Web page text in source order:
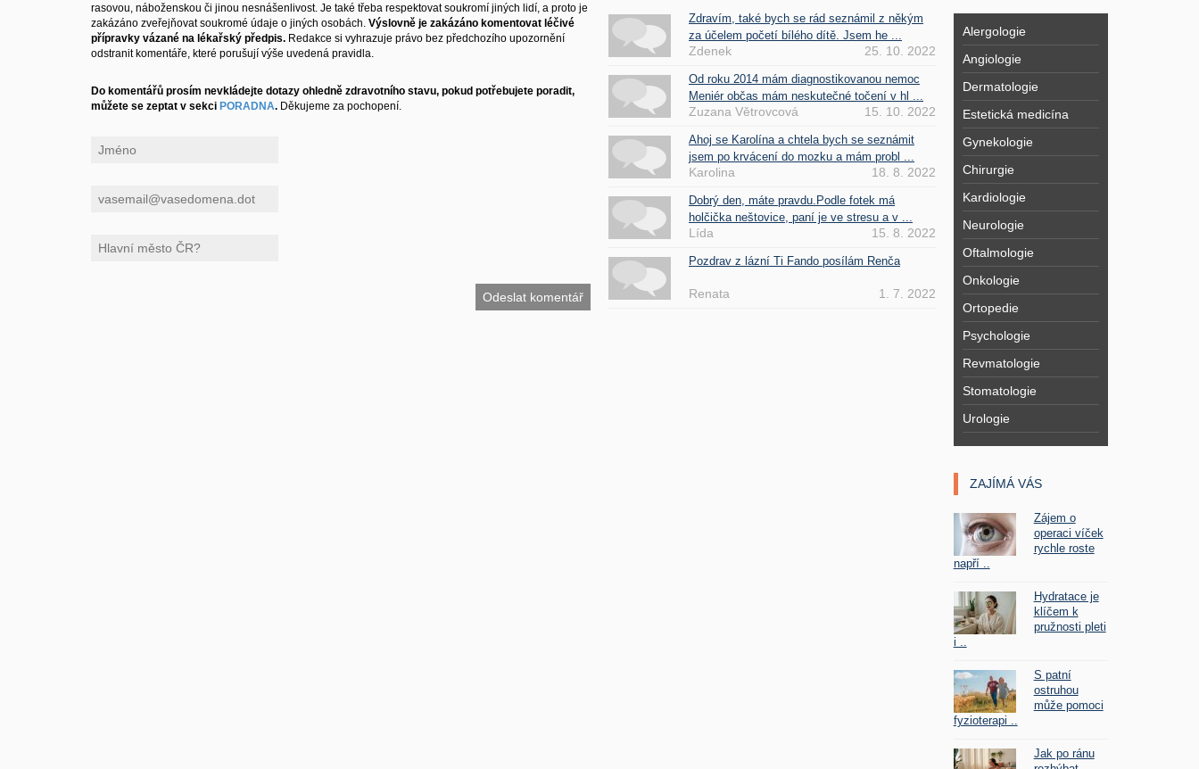
rasovou, náboženskou či jinou nesnášenlivost. Je také třeba respektovat soukromí jiných lidí, a proto je
zakázáno zveřejňovat soukromé údaje o jiných osobách. Výslovně je zakázáno komentovat léčivé
přípravky vázané na lékařský předpis. Redakce si vyhrazuje právo bez předchozího upozornění
odstranit komentáře, které porušují výše uvedená pravidla.
Do komentářů prosím nevkládejte dotazy ohledně zdravotního stavu, pokud potřebujete poradit,
můžete se zeptat v sekci PORADNA. Děkujeme za pochopení.
Zdravím, také bych se rád seznámil z někým
za účelem početí bílého dítě. Jsem he ...
Zdenek 25. 10. 2022
Od roku 2014 mám diagnostikovanou nemoc
Meniér občas mám neskutečné točení v hl ...
Zuzana Větrovcová 15. 10. 2022
Ahoj se Karolína a chtela bych se seznámit
jsem po krvácení do mozku a mám probl ...
Karolina 18. 8. 2022
Dobrý den, máte pravdu.Podle fotek má
holčička neštovice, paní je ve stresu a v ...
Lída 15. 8. 2022
Pozdrav z lázní Ti Fando posílám Renča
Renata 1. 7. 2022
Alergologie
Angiologie
Dermatologie
Estetická medicína
Gynekologie
Chirurgie
Kardiologie
Neurologie
Oftalmologie
Onkologie
Ortopedie
Psychologie
Revmatologie
Stomatologie
Urologie
ZAJÍMÁ VÁS
Zájem o
operaci víček
rychle roste
napří ..
Hydratace je
klíčem k
pružnosti pleti
i ..
S patní
ostruhou
může pomoci
fyzioterapi ..
Jak po ránu